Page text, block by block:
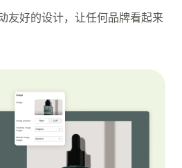
友好的设计，让任何品牌看起来